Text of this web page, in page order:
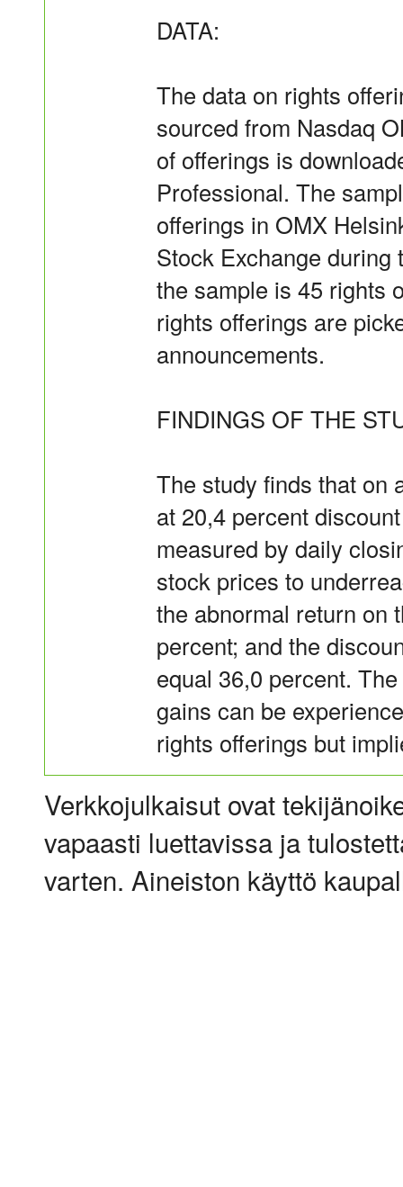
DATA:
The data on rights
sourced from Nasdaq
of offerings is
Professional. The
offerings in OMX
Stock Exchange
the sample is 45 rights
rights offerings are
announcements.
FINDINGS OF THE
The study finds that on
at 20,4 percent
measured by daily
stock prices to
the abnormal return on
percent; and the
equal 36,0 percent.
gains can be
rights offerings but
Verkkojulkaisut ovat
vapaasti luettavissa ja
varten. Aineiston käyttö